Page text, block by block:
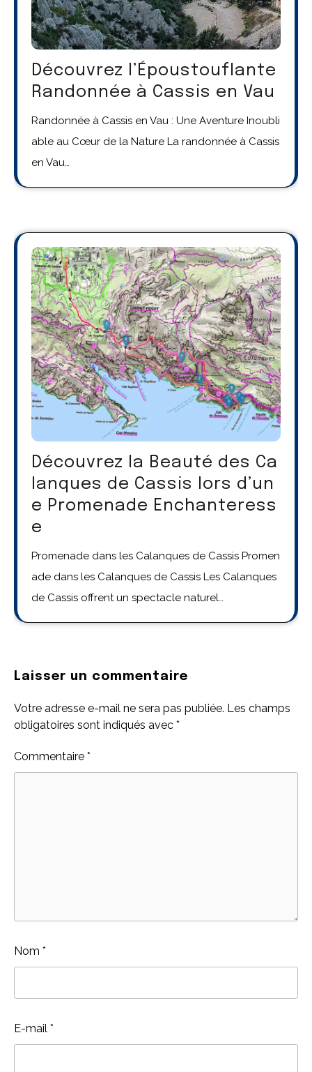
Découvrez l’Époustouflante
Randonnée à Cassis en Vau
Randonnée à Cassis en Vau : Une Aventure Inoubli
able au Cœur de la Nature La randonnée à Cassis
en Vau…
Découvrez la Beauté des Ca
lanques de Cassis lors d’un
e Promenade Enchanteress
e
Promenade dans les Calanques de Cassis Promen
ade dans les Calanques de Cassis Les Calanques
de Cassis offrent un spectacle naturel…
Laisser un commentaire
Votre adresse e-mail ne sera pas publiée. Les champs
obligatoires sont indiqués avec *
Commentaire *
Nom *
E-mail *